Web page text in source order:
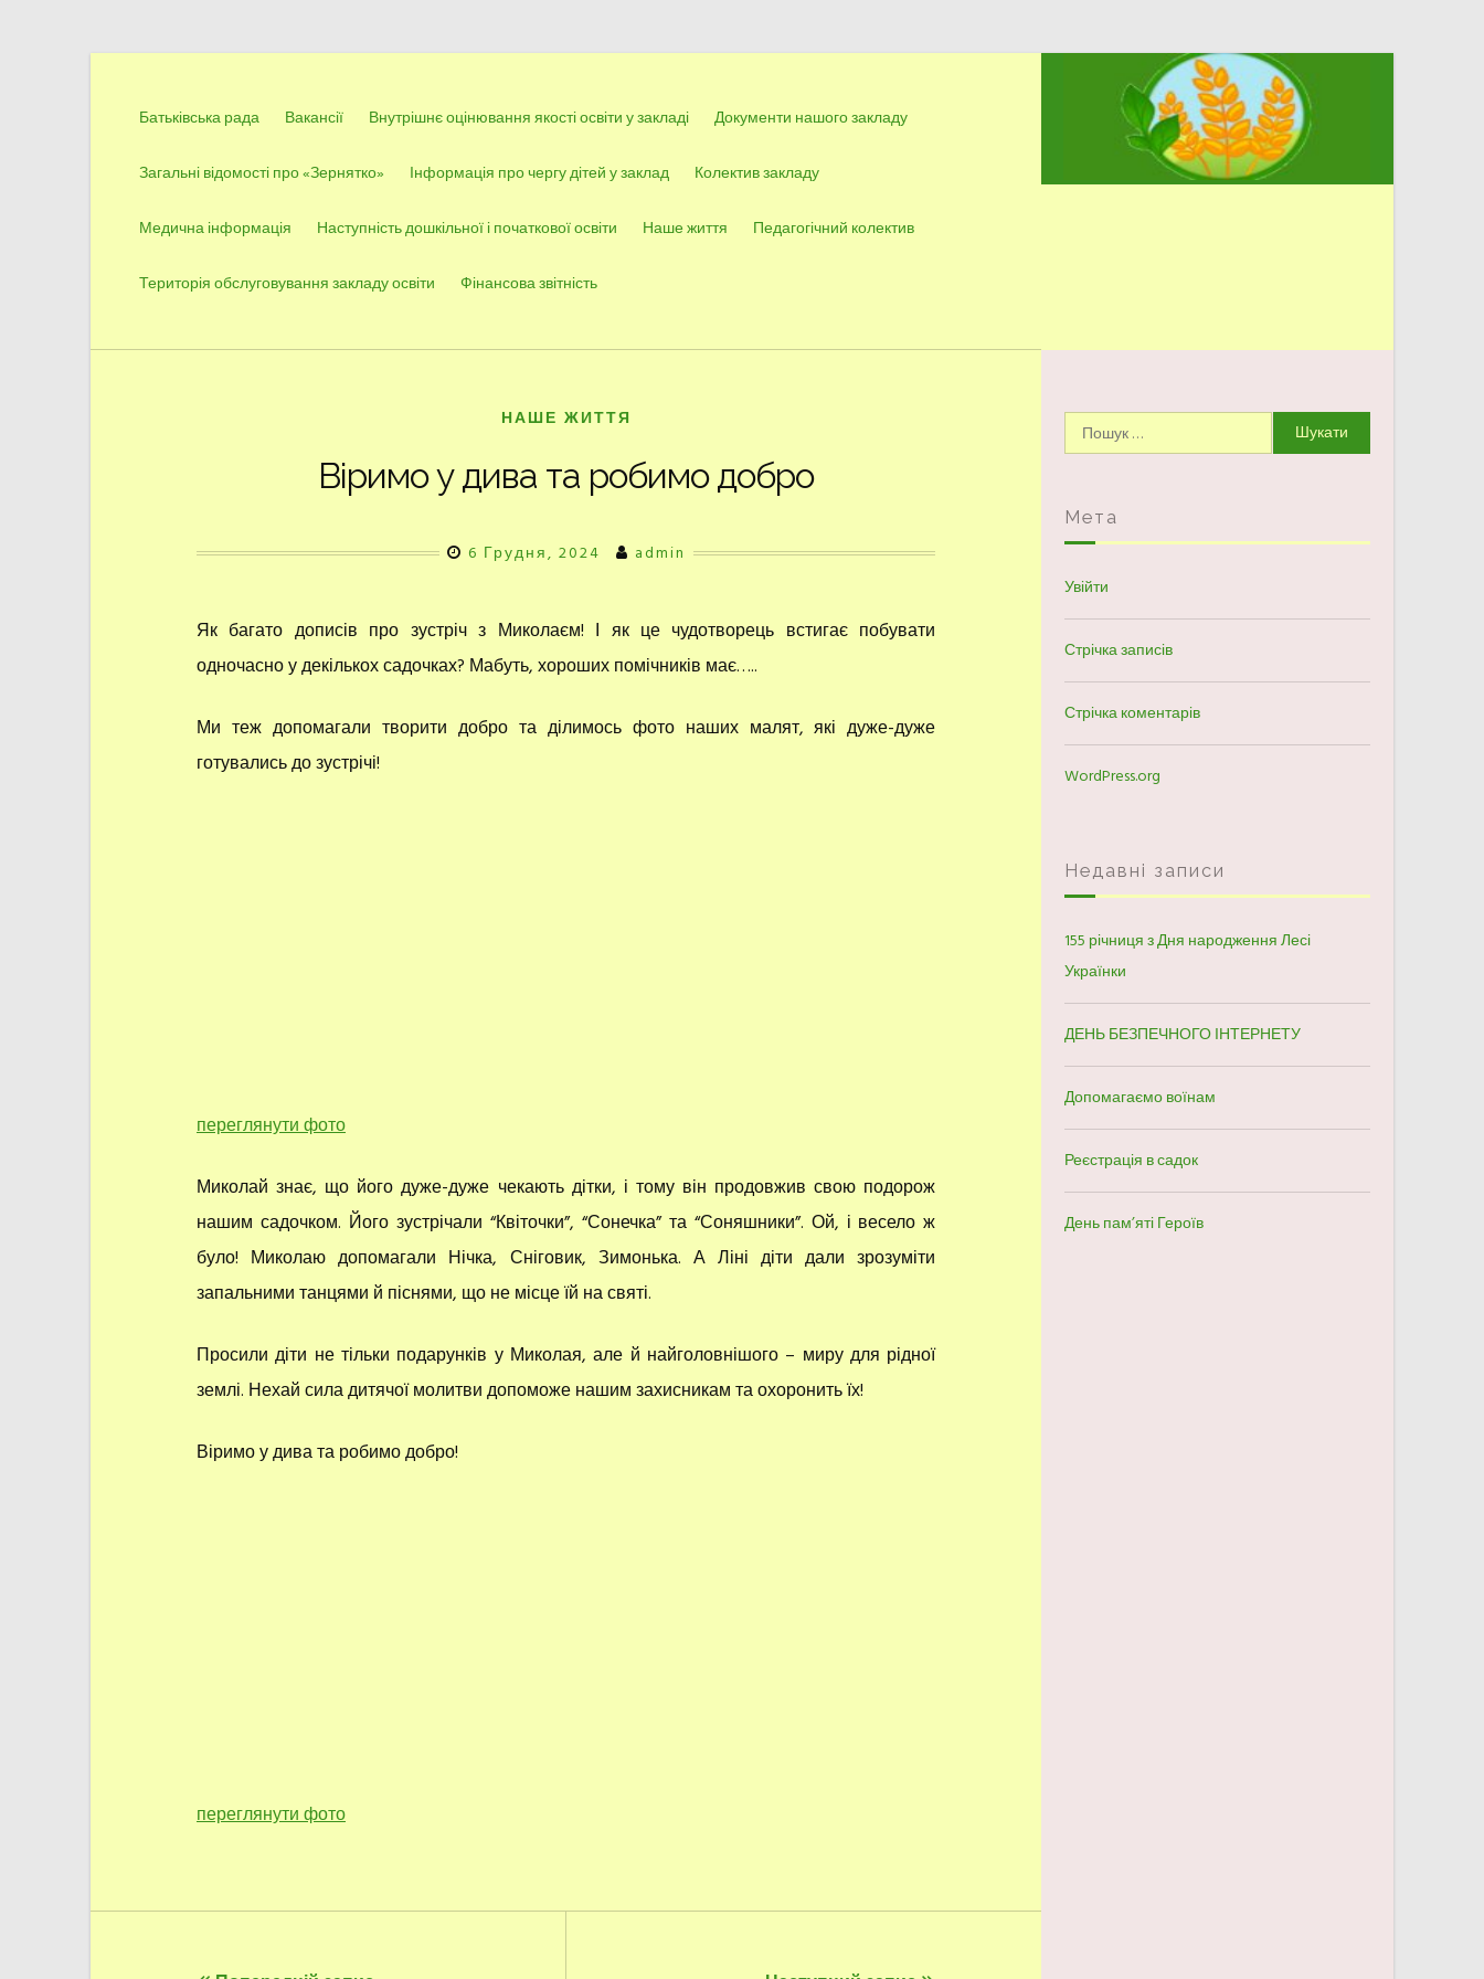
ЗЕРНЯТКО
Батьківська рада Вакансії Внутрішнє оцінювання якості освіти у закладі Документи нашого закладу
Загальні відомості про «Зернятко» Інформація про чергу дітей у заклад Колектив закладу
Медична інформація Наступність дошкільної і початкової освіти Наше життя Педагогічний колектив
Територія обслуговування закладу освіти Фінансова звітність
НАШЕ ЖИТТЯ
Віримо у дива та робимо добро
6 Грудня, 2024 admin
Як багато дописів про зустріч з Миколаєм! І як це чудотворець встигає побувати
одночасно у декількох садочках? Мабуть, хороших помічників має…..
Ми теж допомагали творити добро та ділимось фото наших малят, які дуже-дуже
готувались до зустрічі!
переглянути фото
Миколай знає, що його дуже-дуже чекають дітки, і тому він продовжив свою подорож
нашим садочком. Його зустрічали “Квіточки”, “Сонечка” та “Соняшники”. Ой, і весело ж
було! Миколаю допомагали Нічка, Сніговик, Зимонька. А Ліні діти дали зрозуміти
запальними танцями й піснями, що не місце їй на святі.
Просили діти не тільки подарунків у Миколая, але й найголовнішого – миру для рідної
землі. Нехай сила дитячої молитви допоможе нашим захисникам та охоронить їх!
Віримо у дива та робимо добро!
переглянути фото
Пошук:
Мета
Увійти
Стрічка записів
Стрічка коментарів
WordPress.org
Недавні записи
155 річниця з Дня народження Лесі
Українки
ДЕНЬ БЕЗПЕЧНОГО ІНТЕРНЕТУ
Допомагаємо воїнам
Реєстрація в садок
День пам’яті Героїв